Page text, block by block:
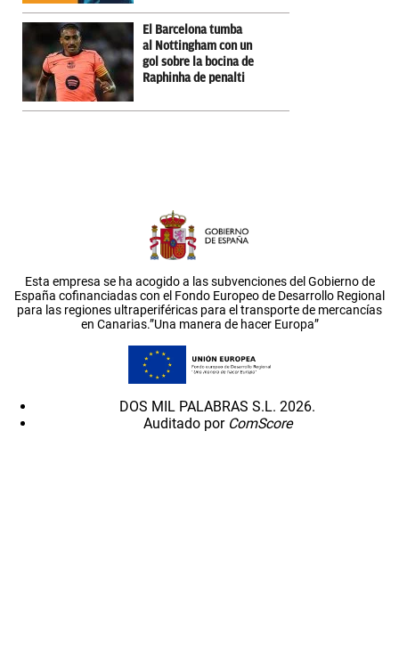
El Barcelona tumba
al Nottingham con un
gol sobre la bocina de
Raphinha de penalti
Esta empresa se ha acogido a las subvenciones del Gobierno de
España cofinanciadas con el Fondo Europeo de Desarrollo Regional
para las regiones ultraperiféricas para el transporte de mercancías
en Canarias.”Una manera de hacer Europa”
DOS MIL PALABRAS S.L. 2026.
Auditado por ComScore